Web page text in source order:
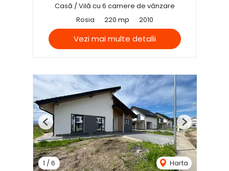
Casă / Vilă cu 6 camere de vânzare
Rosia
220 mp 2010
Vezi mai multe detalii
1 /6 Harta
Previous Next